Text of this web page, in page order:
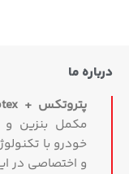
ما
پتروتکس + Petrotex
مکمل بنزین و
خودرو با تکنولوژی
و اختصاصی در ایران